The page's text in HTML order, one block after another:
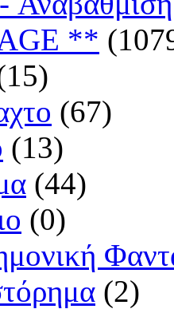
**
(67)
(13)
(44)
(0)
(2)